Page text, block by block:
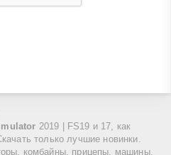
2019 | FS19 и 17, как
только лучшие новинки.
комбайны, прицепы, машины,